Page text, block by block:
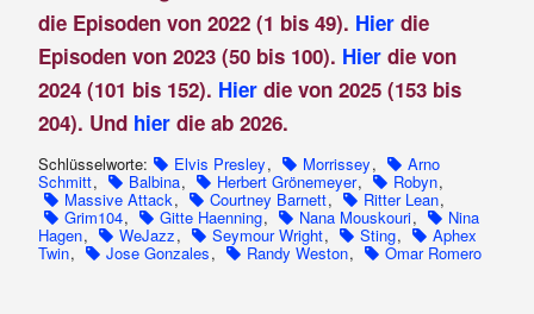
die Episoden von 2022 (1 bis 49). Hierdie
Episoden von 2023 (50 bis 100). Hier die von
2024 (101 bis 152). Hier die von 2025 (153 bis
204). Und hier die ab 2026.
Schlüsselworte: Elvis Presley, Morrissey, Arno
Schmitt, Balbina, Herbert Grönemeyer, Robyn,
Massive Attack, Courtney Barnett, Ritter Lean,
Grim104, Gitte Haenning, Nana Mouskouri, Nina
Hagen, WeJazz, Seymour Wright, Sting, Aphex
Twin, Jose Gonzales, Randy Weston, Omar Romero